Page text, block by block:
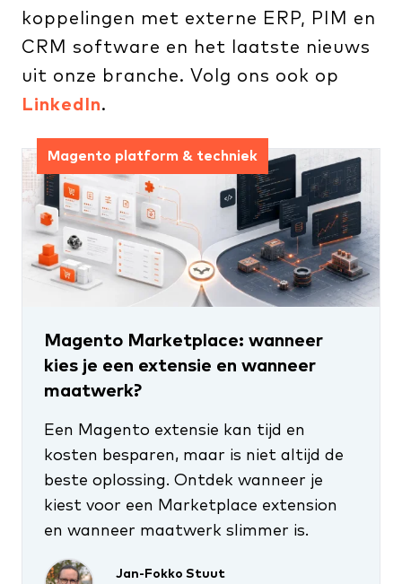
koppelingen met externe ERP, PIM en
CRM software en het laatste nieuws
uit onze branche. Volg ons ook op
LinkedIn.
Magento platform & techniek
Magento Marketplace: wanneer
kies je een extensie en wanneer
maatwerk?
Een Magento extensie kan tijd en
kosten besparen, maar is niet altijd de
beste oplossing. Ontdek wanneer je
kiest voor een Marketplace extension
en wanneer maatwerk slimmer is.
Jan-Fokko Stuut